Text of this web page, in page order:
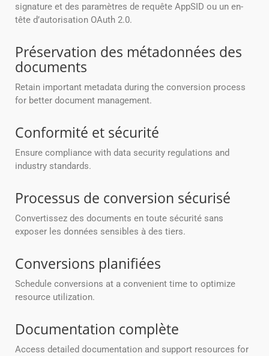
signature et des paramètres de requête AppSID ou un en-
tête d’autorisation OAuth 2.0.
Préservation des métadonnées des
documents
Retain important metadata during the conversion process
for better document management.
Conformité et sécurité
Ensure compliance with data security regulations and
industry standards.
Processus de conversion sécurisé
Convertissez des documents en toute sécurité sans
exposer les données sensibles à des tiers.
Conversions planifiées
Schedule conversions at a convenient time to optimize
resource utilization.
Documentation complète
Access detailed documentation and support resources for